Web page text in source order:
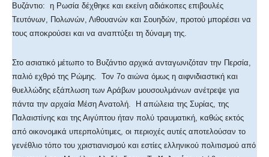
Βυζάντιο: η Ρωσία δέχθηκε και εκείνη αδιάκοπες επιβουλές
Τευτόνων, Πολωνών, Λιθουανών και Σουηδών, προτού μπορέσει να
τους αποκρούσει και να αναπτύξει τη δύναμη της.
Στο ασιατικό μέτωπο το Βυζάντιο αρχικά ανταγωνιζόταν την Περσία,
παλιό εχθρό της Ρώμης. Τον 7ο αιώνα όμως η αιφνιδιαστική και
θυελλώδης εξάπλωση των Αράβων μουσουλμάνων ανέτρεψε για
πάντα την αρχαία Μέση Ανατολή. Η απώλεια της Συρίας, της
Παλαιστίνης και της Αιγύπτου ήταν πολύ τραυματική, καθώς εκτός
από οικονομικά υπερπολύτιμες, οι περιοχές αυτές αποτελούσαν το
γενέθλιο τόπο του χριστιανισμού και εστίες ελληνικού πολιτισμού από